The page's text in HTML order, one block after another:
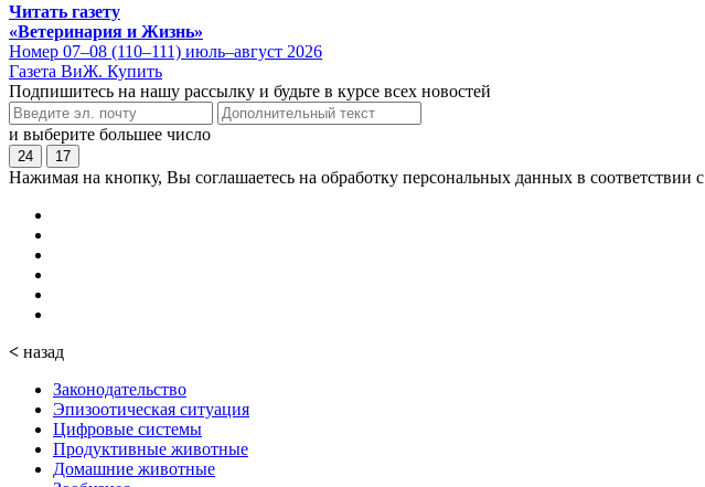
Читать газету
«Ветеринария и Жизнь»
Номер 07–08 (110–111) июль–август 2026
Газета ВиЖ. Купить
Подпишитесь на нашу рассылку и будьте в курсе всех новостей
и выберите большее число
24 17
Нажимая на кнопку, Вы соглашаетесь на обработку персональных данных в соответствии с
< назад
Законодательство
Эпизоотическая ситуация
Цифровые системы
Продуктивные животные
Домашние животные